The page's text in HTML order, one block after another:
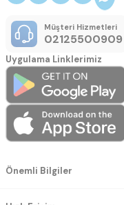
Önemli Bilgiler
Müşteri Hizmetleri
02125500909
Uygulama Linklerimiz